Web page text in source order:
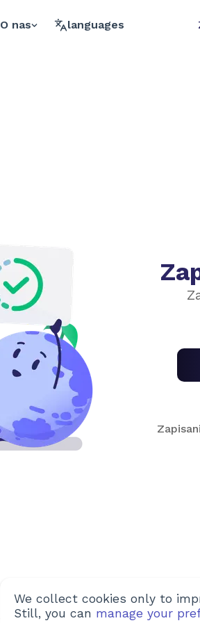
O nas languages
We collect cookies only to
Still, you can manage your